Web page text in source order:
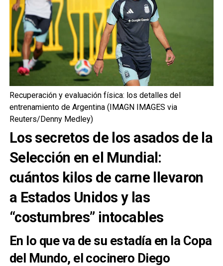
Recuperación y evaluación física: los detalles del
entrenamiento de Argentina (IMAGN IMAGES via
Reuters/Denny Medley)
Los secretos de los asados de la
Selección en el Mundial:
cuántos kilos de carne llevaron
a Estados Unidos y las
“costumbres” intocables
En lo que va de su estadía en la Copa
del Mundo, el cocinero Diego